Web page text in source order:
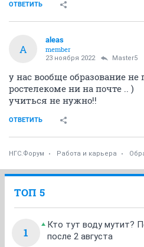
ОТВЕТИТЬ
A
aleas
member
23 ноября 2022 Master5
у нас вообще образование
ростелекоме ни на почте .. )
учиться не нужно!!
ОТВЕТИТЬ
НГС.Форум Работа и карьера
ТОП 5
1
Кто тут воду мутит?
после 2 августа